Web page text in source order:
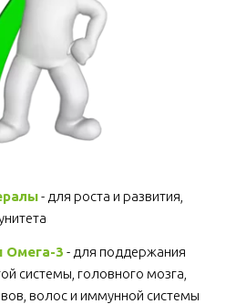
- для роста и развития,
Омега-3 - для поддержания
системы, головного мозга,
волос и иммунной системы